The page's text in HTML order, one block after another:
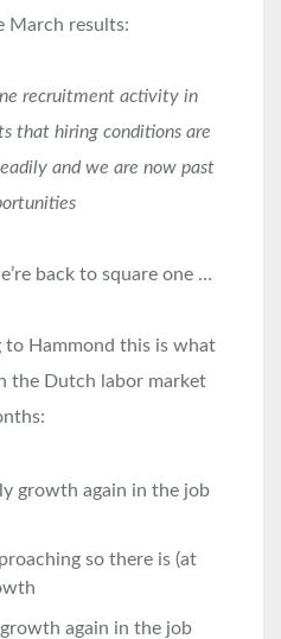
March results:
recruitment activity in
that hiring conditions are
and we are now past
back to square one …
to Hammond this is what
the Dutch labor market
growth again in the job
so there is (at
again in the job